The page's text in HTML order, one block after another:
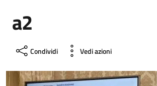
a2
Condividi Vedi azioni